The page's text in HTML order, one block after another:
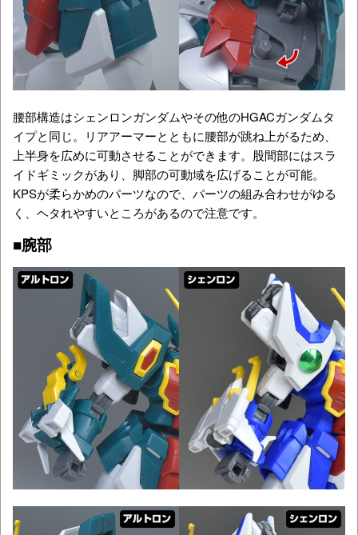
腰部構造はシェンロンガンダムやその他のHGACガンダムタ
イプと同じ。リアアーマーとともに腰部が跳ね上がるため、
上半身を広めに可動させることができます。股間部にはスラ
イドギミックがあり、脚部の可動域を広げることが可能。
KPSが柔らかめのパーツなので、パーツの組み合わせがゆる
く、ヘタれやすいところがあるので注意です。
■腕部